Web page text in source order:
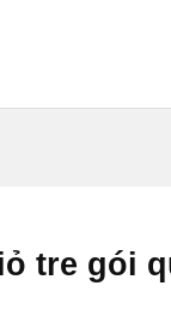
tre gói